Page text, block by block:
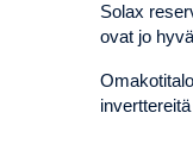
Solax
ovat jo